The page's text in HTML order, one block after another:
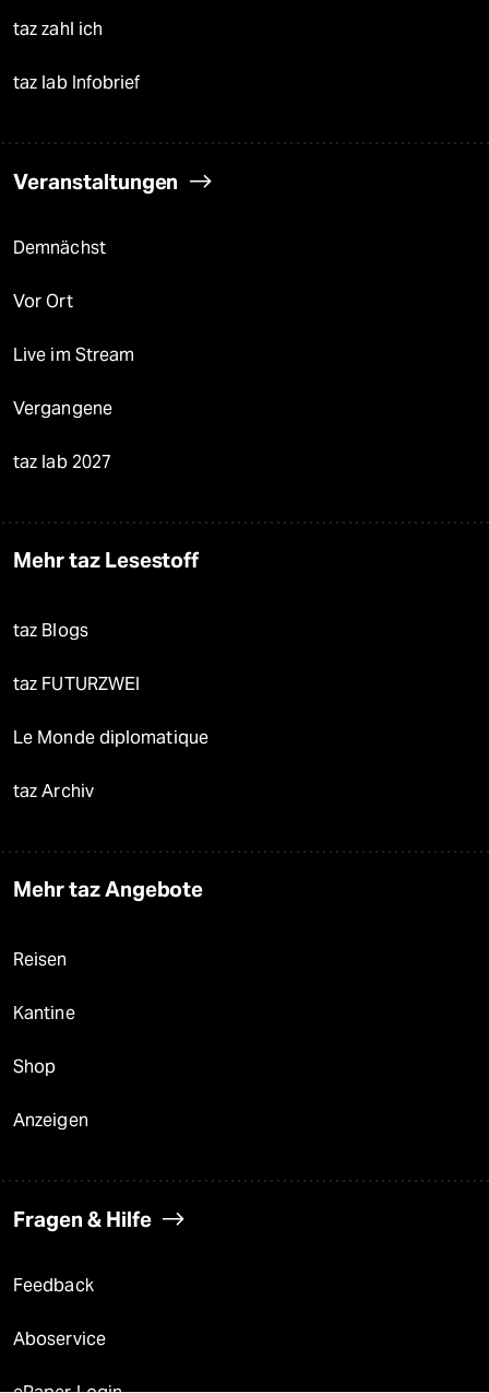
taz zahl ich
taz lab Infobrief
Veranstaltungen
Demnächst
Vor Ort
Live im Stream
Vergangene
taz lab 2027
Mehr taz Lesestoff
taz Blogs
taz FUTURZWEI
Le Monde diplomatique
taz Archiv
Mehr taz Angebote
Reisen
Kantine
Shop
Anzeigen
Fragen & Hilfe
Feedback
Aboservice